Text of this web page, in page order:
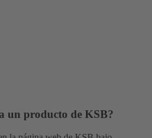
un producto de KSB?